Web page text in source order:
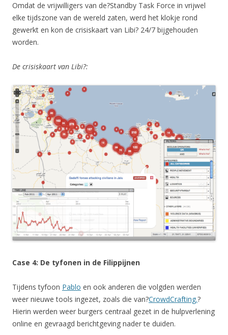
Omdat de vrijwilligers van de?Standby Task Force in vrijwel
elke tijdszone van de wereld zaten, werd het klokje rond
gewerkt en kon de crisiskaart van Libi? 24/7 bijgehouden
worden.
De crisiskaart van Libi?:
Case 4: De tyfonen in de Filippijnen
Tijdens tyfoon Pablo en ook anderen die volgden werden
weer nieuwe tools ingezet, zoals die van?CrowdCrafting.?
Hierin werden weer burgers centraal gezet in de hulpverlening
online en gevraagd berichtgeving nader te duiden.